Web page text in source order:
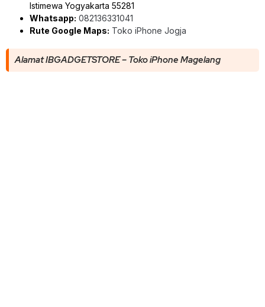
Istimewa Yogyakarta 55281
Whatsapp: 082136331041
Rute Google Maps: Toko iPhone Jogja
Alamat IBGADGETSTORE – Toko iPhone Magelang